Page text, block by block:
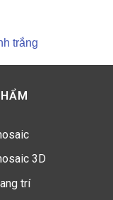
trắng
3D
trí